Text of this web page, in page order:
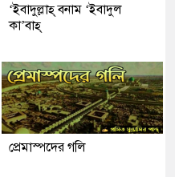
‘ইবাদুল্লাহ্ বনাম ‘ইবাদুল
কা’বাহ্
প্রেমাস্পদের গলি